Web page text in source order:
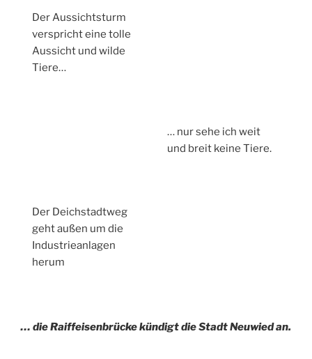
Der Aussichtsturm
verspricht eine tolle
Aussicht und wilde
Tiere…
… nur sehe ich weit
und breit keine Tiere.
Der Deichstadtweg
geht außen um die
Industrieanlagen
herum
… die Raiffeisenbrücke kündigt die Stadt Neuwied an.